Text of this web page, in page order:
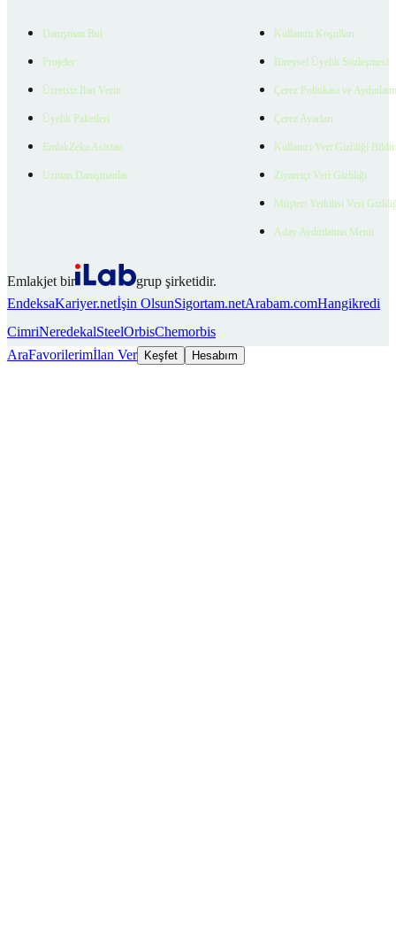
Danışman Bul
Projeler
Ücretsiz İlan Verin
Üyelik Paketleri
EmlakZeka Asistan
Uzman Danışmanlar
Kullanım Koşulları
Bireysel Üyelik Sözleşmesi
Çerez Politikası ve
Çerez Ayarları
Kullanıcı Veri Gizliliği
Ziyaretçi Veri Gizliliği
Müşteri Yetkilisi Veri
Aday Aydınlatma Metni
Emlakjet bir
grup şirketidir.
EndeksaKariyer.netİşin OlsunSigortam.netArabam.comHangikredi
CimriNeredekalSteelOrbisChemorbis
AraFavorilerimİlan Ver Keşfet Hesabım